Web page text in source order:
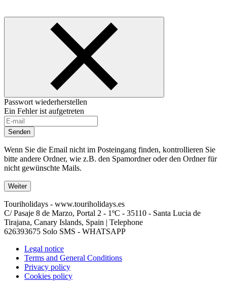
Passwort wiederherstellen
Ein Fehler ist aufgetreten
Senden
Wenn Sie die Email nicht im Posteingang finden, kontrollieren Sie
bitte andere Ordner, wie z.B. den Spamordner oder den Ordner für
nicht gewünschte Mails.
Weiter
Touriholidays - www.touriholidays.es
C/ Pasaje 8 de Marzo, Portal 2 - 1ºC - 35110 - Santa Lucia de
Tirajana, Canary Islands, Spain | Telephone
626393675 Solo SMS - WHATSAPP
Legal notice
Terms and General Conditions
Privacy policy
Cookies policy